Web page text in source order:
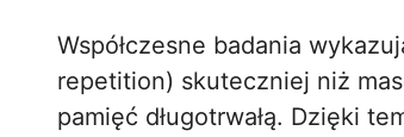
Współczesne badania
repetition) skuteczniej niż
pamięć długotrwałą. Dzięki